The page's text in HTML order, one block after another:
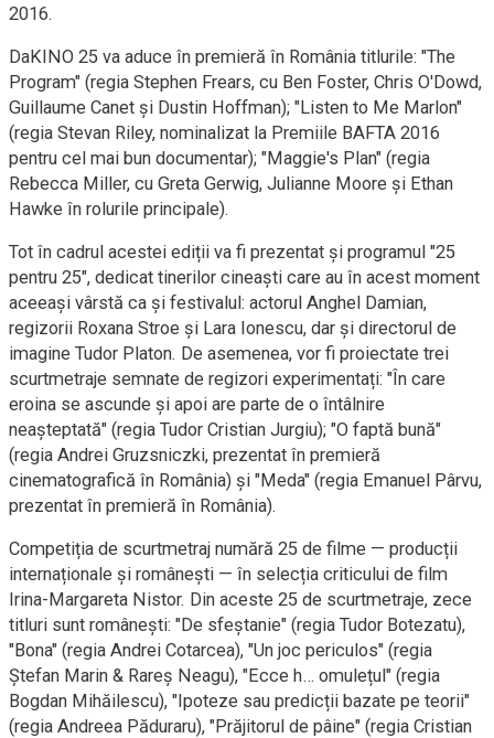
2016.
DaKINO 25 va aduce în premieră în România titlurile: "The
Program" (regia Stephen Frears, cu Ben Foster, Chris O'Dowd,
Guillaume Canet și Dustin Hoffman); "Listen to Me Marlon"
(regia Stevan Riley, nominalizat la Premiile BAFTA 2016
pentru cel mai bun documentar); "Maggie's Plan" (regia
Rebecca Miller, cu Greta Gerwig, Julianne Moore și Ethan
Hawke în rolurile principale).
Tot în cadrul acestei ediții va fi prezentat și programul "25
pentru 25", dedicat tinerilor cineaști care au în acest moment
aceeași vârstă ca și festivalul: actorul Anghel Damian,
regizorii Roxana Stroe și Lara Ionescu, dar și directorul de
imagine Tudor Platon. De asemenea, vor fi proiectate trei
scurtmetraje semnate de regizori experimentați: "În care
eroina se ascunde și apoi are parte de o întâlnire
neașteptată" (regia Tudor Cristian Jurgiu); "O faptă bună"
(regia Andrei Gruzsniczki, prezentat în premieră
cinematografică în România) și "Meda" (regia Emanuel Pârvu,
prezentat în premieră în România).
Competiția de scurtmetraj numără 25 de filme — producții
internaționale și românești — în selecția criticului de film
Irina-Margareta Nistor. Din aceste 25 de scurtmetraje, zece
titluri sunt românești: "De sfeștanie" (regia Tudor Botezatu),
"Bona" (regia Andrei Cotarcea), "Un joc periculos" (regia
Ștefan Marin & Rareș Neagu), "Ecce h… omulețul" (regia
Bogdan Mihăilescu), "Ipoteze sau predicții bazate pe teorii"
(regia Andreea Păduraru), "Prăjitorul de pâine" (regia Cristian